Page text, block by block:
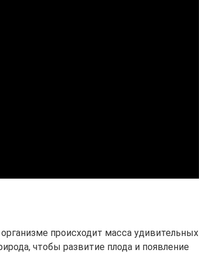
происходит масса удивительных
чтобы развитие плода и появление